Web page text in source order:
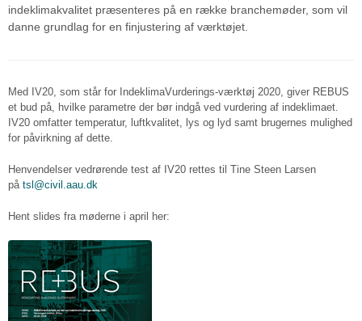
indeklimakvalitet præsenteres på en række branchemøder, som vil
danne grundlag for en finjustering af værktøjet.
Med IV20, som står for IndeklimaVurderings-værktøj 2020, giver REBUS
et bud på, hvilke parametre der bør indgå ved vurdering af indeklimaet.
IV20 omfatter temperatur, luftkvalitet, lys og lyd samt brugernes mulighed
for påvirkning af dette.
Henvendelser vedrørende test af IV20 rettes til Tine Steen Larsen
på tsl@civil.aau.dk
Hent slides fra møderne i april her: